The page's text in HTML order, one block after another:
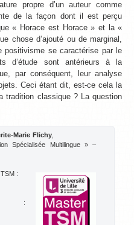
propre d’un auteur comme
de la façon dont il est perçu
« Horace est Horace » et la «
chose d’ajouté ou de marginal,
se caractérise par le
d’étude sont antérieurs à la
par conséquent, leur analyse
Ceci étant dit, est-ce cela la
tradition classique ? La question
Marie Flichy,
Spécialisée Multilingue » –
:
: